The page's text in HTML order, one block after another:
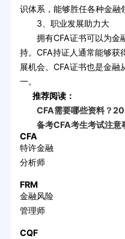
识体系，能够胜任各种金融
3、职业发展助力大
拥有CFA证书可以为金
持。CFA持证人通常能够获
展机会。CFA证书也是金融
一。
推荐阅读：
CFA需要哪些资料？
备考CFA考生考试注意
CFA
特许金融
分析师
FRM
金融风险
管理师
CQF